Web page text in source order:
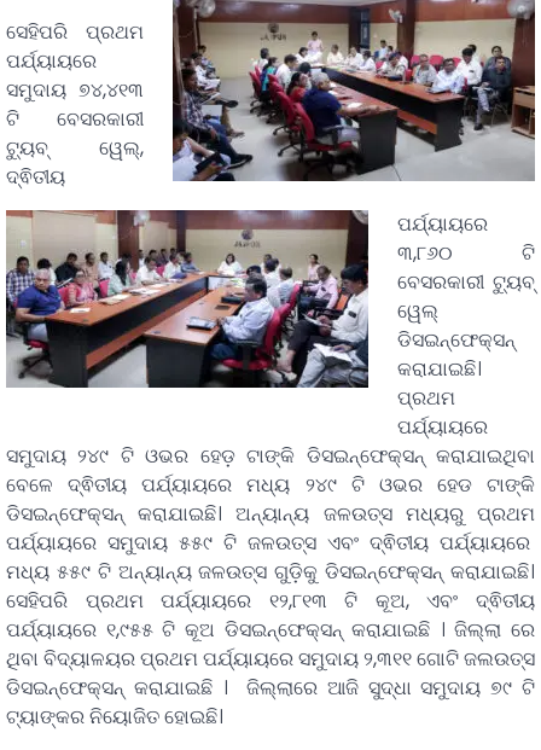
ସେହିପରି ପ୍ରଥମ
ପର୍ଯ୍ୟାୟରେ
ସମୁଦାୟ ୭୪,୪୧୩
ଟି ବେସରକାରୀ
ଟ୍ୟୁବ୍ ୱେଲ୍,
ଦ୍ଵିତୀୟ
ପର୍ଯ୍ୟାୟରେ
୩,୮୬୦ ଟି
ବେସରକାରୀ ଟ୍ୟୁବ୍
ୱେଲ୍
ଡିସଇନ୍ଫେକ୍ସନ୍
କରାଯାଇଛି।
ପ୍ରଥମ
ପର୍ଯ୍ୟାୟରେ
ସମୁଦାୟ ୨୪୯ ଟି ଓଭର ହେଡ଼ ଟାଙ୍କି ଡିସଇନ୍ଫେକ୍ସନ୍ କରାଯାଇଥିବା
ବେଳେ ଦ୍ଵିତୀୟ ପର୍ଯ୍ୟାୟରେ ମଧ୍ୟ ୨୪୯ ଟି ଓଭର ହେଡ ଟାଙ୍କି
ଡିସଇନ୍ଫେକ୍ସନ୍ କରାଯାଇଛି। ଅନ୍ୟାନ୍ୟ ଜଳଉତ୍ସ ମଧ୍ୟରୁ ପ୍ରଥମ
ପର୍ଯ୍ୟାୟରେ ସମୁଦାୟ ୫୫୯ ଟି ଜଳଉତ୍ସ ଏବଂ ଦ୍ଵିତୀୟ ପର୍ଯ୍ୟାୟରେ
ମଧ୍ୟ ୫୫୯ ଟି ଅନ୍ୟାନ୍ୟ ଜଳଉତ୍ସ ଗୁଡ଼ିକୁ ଡିସଇନ୍ଫେକ୍ସନ୍ କରାଯାଇଛି।
ସେହିପରି ପ୍ରଥମ ପର୍ଯ୍ୟାୟରେ ୧୨,୮୧୩ ଟି କୂଅ, ଏବଂ ଦ୍ଵିତୀୟ
ପର୍ଯ୍ୟାୟରେ ୧,୯୫୫ ଟି କୂଅ ଡିସଇନ୍ଫେକ୍ସନ୍ କରାଯାଇଛି । ଜିଲ୍ଲା ରେ
ଥିବା ବିଦ୍ୟାଳୟର ପ୍ରଥମ ପର୍ଯ୍ୟାୟରେ ସମୁଦାୟ ୨,୩୧୧ ଗୋଟି ଜଲଉତ୍ସ
ଡିସଇନ୍ଫେକ୍ସନ୍ କରାଯାଇଛି । ଜିଲ୍ଲାରେ ଆଜି ସୁଦ୍ଧା ସମୁଦାୟ ୭୯ ଟି
ଟ୍ୟାଙ୍କର ନିୟୋଜିତ ହୋଇଛି।